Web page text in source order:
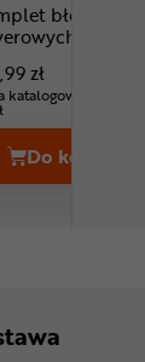
błotników
EYEN
Long 50
,99 zł
katalogowa:
Do koszyka